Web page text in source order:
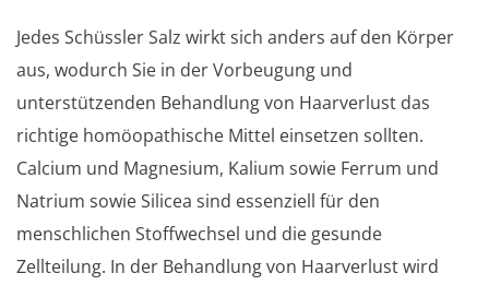
Jedes Schüssler Salz wirkt sich anders auf den Körper
aus, wodurch Sie in der Vorbeugung und
unterstützenden Behandlung von Haarverlust das
richtige homöopathische Mittel einsetzen sollten.
Calcium und Magnesium, Kalium sowie Ferrum und
Natrium sowie Silicea sind essenziell für den
menschlichen Stoffwechsel und die gesunde
Zellteilung. In der Behandlung von Haarverlust wird